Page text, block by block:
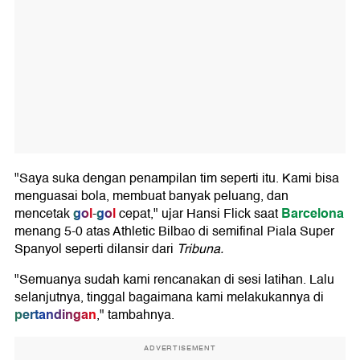
"Saya suka dengan penampilan tim seperti itu. Kami bisa
menguasai bola, membuat banyak peluang, dan
mencetakgol-golcepat," ujar Hansi Flick saatBarcelona
menang 5-0 atas Athletic Bilbao di semifinal Piala Super
Spanyol seperti dilansir dari Tribuna.
"Semuanya sudah kami rencanakan di sesi latihan. Lalu
selanjutnya, tinggal bagaimana kami melakukannya di
pertandingan," tambahnya.
ADVERTISEMENT